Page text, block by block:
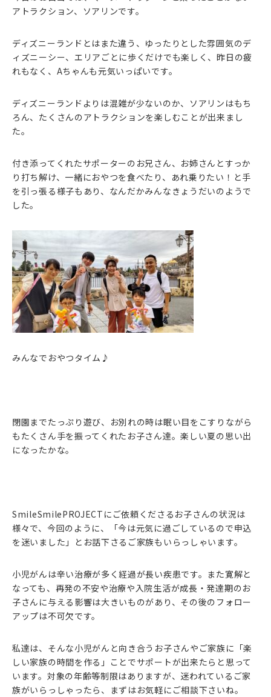
アトラクション、ソアリンです。
ディズニーランドとはまた違う、ゆったりとした雰囲気のデ
ィズニーシー、エリアごとに歩くだけでも楽しく、昨日の疲
れもなく、Aちゃんも元気いっぱいです。
ディズニーランドよりは混雑が少ないのか、ソアリンはもち
ろん、たくさんのアトラクションを楽しむことが出来まし
た。
付き添ってくれたサポーターのお兄さん、お姉さんとすっか
り打ち解け、一緒におやつを食べたり、あれ乗りたい！と手
を引っ張る様子もあり、なんだかみんなきょうだいのようで
した。
みんなでおやつタイム♪
閉園までたっぷり遊び、お別れの時は眠い目をこすりながら
もたくさん手を振ってくれたお子さん達。楽しい夏の思い出
になったかな。
SmileSmilePROJECTにご依頼くださるお子さんの状況は
様々で、今回のように、「今は元気に過ごしているので申込
を迷いました」とお話下さるご家族もいらっしゃいます。
小児がんは辛い治療が多く経過が長い疾患です。また寛解と
なっても、再発の不安や治療や入院生活が成長・発達期のお
子さんに与える影響は大きいものがあり、その後のフォロー
アップは不可欠です。
私達は、そんな小児がんと向き合うお子さんやご家族に「楽
しい家族の時間を作る」ことでサポートが出来たらと思って
います。対象の年齢等制限はありますが、迷われているご家
族がいらっしゃったら、まずはお気軽にご相談下さいね。